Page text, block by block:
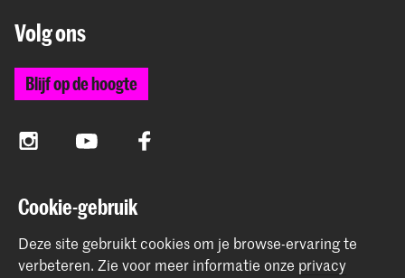
Volg ons
Blijf op de hoogte
InstagramYouTube Facebook
Het Koninklijk Conservatorium en de Koninklijke
Academie van Beeldende Kunsten vormen samen
Hogeschool der Kunsten Den Haag.
Cookie-gebruik
Deze site gebruikt cookies om je browse-ervaring te
verbeteren. Zie voor meer informatie onze privacy